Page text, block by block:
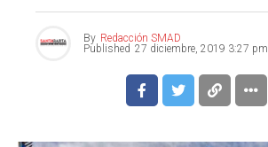
By Redacción SMAD
Published 27 diciembre, 2019 3:27 pm